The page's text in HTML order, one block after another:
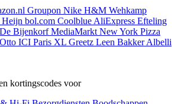
Groupon Nike H&M Wehkamp
bol.com Coolblue AliExpress Efteling
De BijenkorfMediaMarkt New York Pizza
Otto ICI Paris XL Greetz Leen BakkerAlbelli
kortingscodes voor